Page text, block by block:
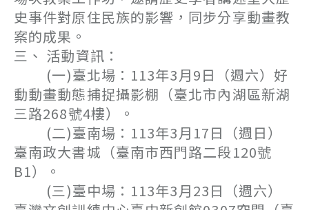
史事件對原住民族的影響，同步分享動畫教
案的成果。
三、 活動資訊：
(一)臺北場：113年3月9日（週六）好
動動畫動態捕捉攝影棚（臺北市內湖區新湖
三路268號4樓）。
(二)臺南場：113年3月17日（週日）
臺南政大書城（臺南市西門路二段120號
B1）。
(三)臺中場：113年3月23日（週六）